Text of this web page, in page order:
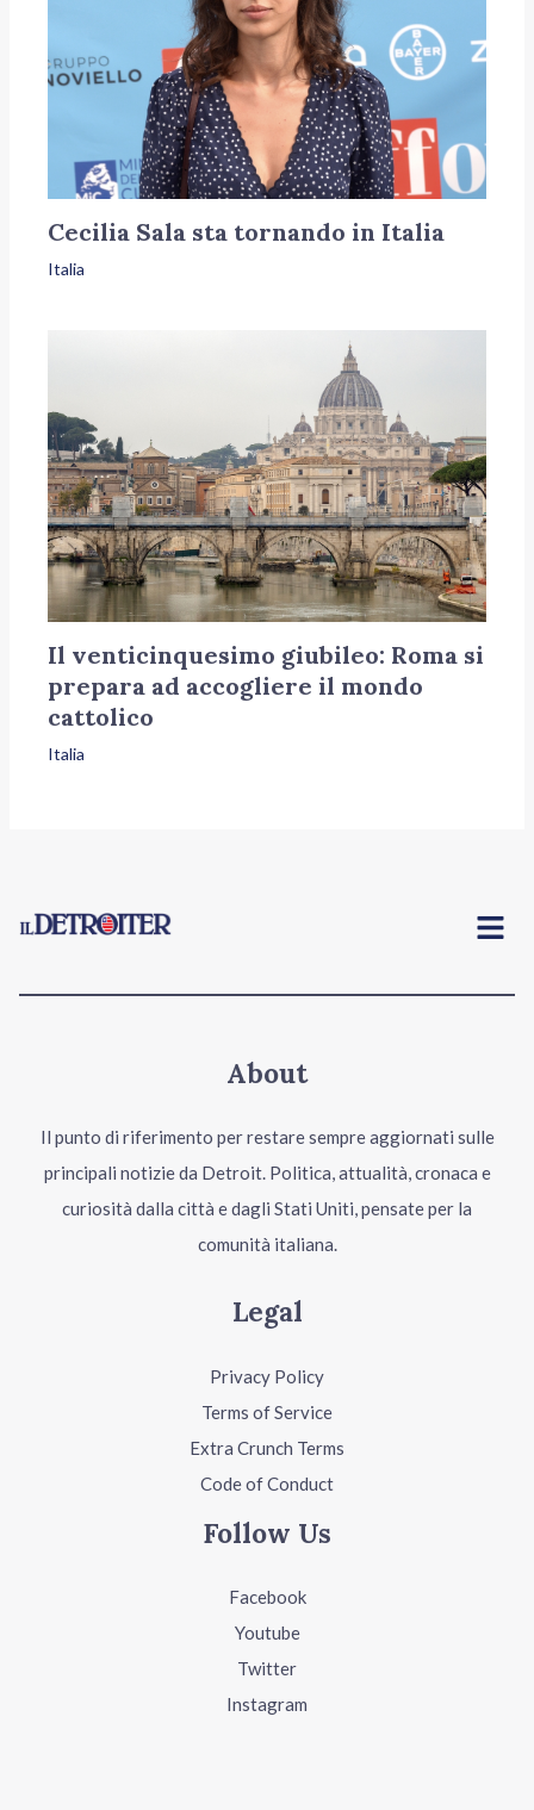
Cecilia Sala sta tornando in Italia
Italia
Il venticinquesimo giubileo: Roma si
prepara ad accogliere il mondo
cattolico
Italia
Menu
About
Il punto di riferimento per restare sempre aggiornati sulle
principali notizie da Detroit. Politica, attualità, cronaca e
curiosità dalla città e dagli Stati Uniti, pensate per la
comunità italiana.
Legal
Privacy Policy
Terms of Service
Extra Crunch Terms
Code of Conduct
Follow Us
Facebook
Youtube
Twitter
Instagram